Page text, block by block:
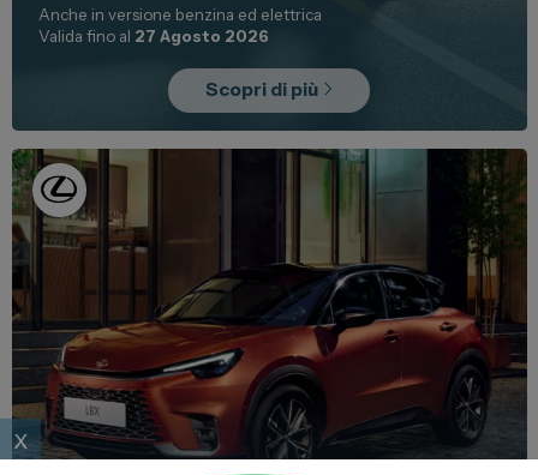
Anche in versione benzina ed elettrica
Valida fino al 27 Agosto 2026
Scopri di più
x